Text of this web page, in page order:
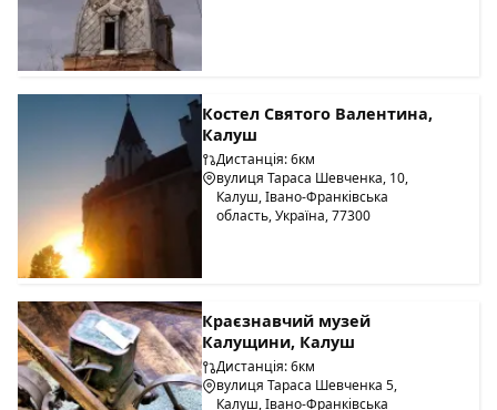
Костел Святого Валентина,
Калуш
Дистанція: 6км
вулиця Тараса Шевченка, 10,
Калуш, Івано-Франківська
область, Україна, 77300
Краєзнавчий музей
Калущини, Калуш
Дистанція: 6км
вулиця Тараса Шевченка 5,
Калуш, Івано-Франківська